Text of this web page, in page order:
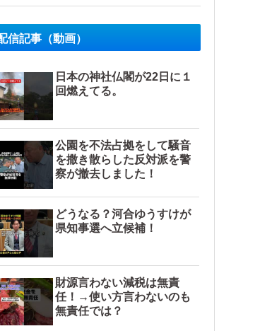
信記事（動画）
日本の神社仏閣が22日に１
回燃えてる。
公園を不法占拠をして騒音
を撒き散らした反対派を警
察が撤去しました！
どうなる？河合ゆうすけが
県知事選へ立候補！
財源言わない減税は無責
任！→使い方言わないのも
無責任では？